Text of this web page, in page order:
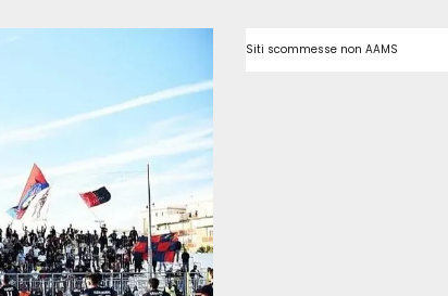
Siti scommesse non AAMS